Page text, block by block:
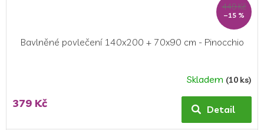
449 Kč
–15 %
Bavlněné povlečení 140x200 + 70x90 cm - Pinocchio
Skladem (10 ks)
379 Kč Detail